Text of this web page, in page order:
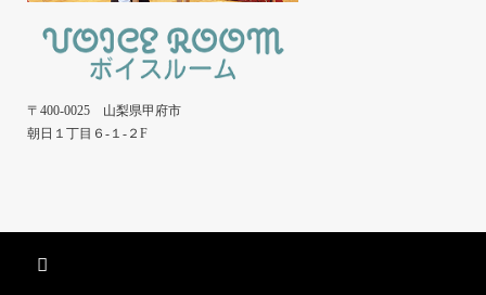
〒400-0025 山梨県甲府市
朝日１丁目６-１-２F